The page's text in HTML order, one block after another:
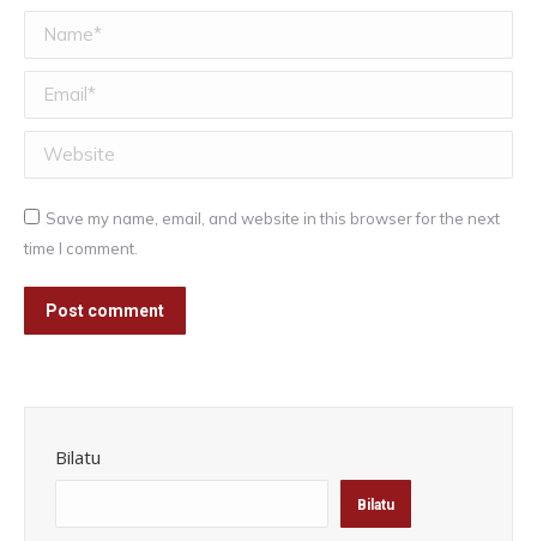
Name *
Email *
Website
Save my name, email, and website in this browser for the next
time I comment.
Post comment
Bilatu
Bilatu